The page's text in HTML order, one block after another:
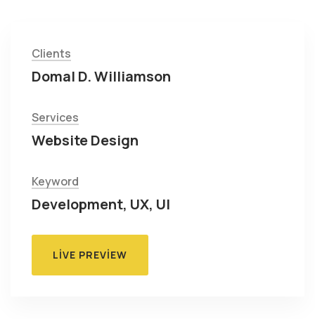
Clients
Domal D. Williamson
Services
Website Design
Keyword
Development, UX, UI
LIVE PREVIEW